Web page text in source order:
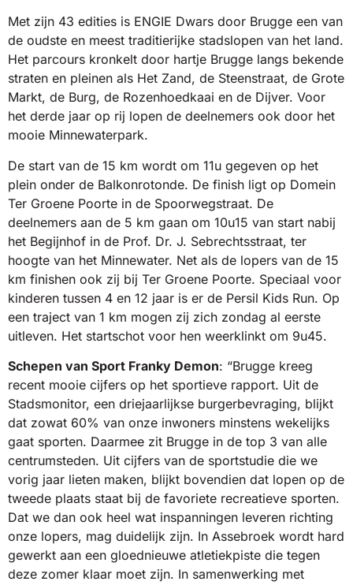
Met zijn 43 edities is ENGIE Dwars door Brugge een van
de oudste en meest traditierijke stadslopen van het land.
Het parcours kronkelt door hartje Brugge langs bekende
straten en pleinen als Het Zand, de Steenstraat, de Grote
Markt, de Burg, de Rozenhoedkaai en de Dijver. Voor
het derde jaar op rij lopen de deelnemers ook door het
mooie Minnewaterpark.
De start van de 15 km wordt om 11u gegeven op het
plein onder de Balkonrotonde. De finish ligt op Domein
Ter Groene Poorte in de Spoorwegstraat. De
deelnemers aan de 5 km gaan om 10u15 van start nabij
het Begijnhof in de Prof. Dr. J. Sebrechtsstraat, ter
hoogte van het Minnewater. Net als de lopers van de 15
km finishen ook zij bij Ter Groene Poorte. Speciaal voor
kinderen tussen 4 en 12 jaar is er de Persil Kids Run. Op
een traject van 1 km mogen zij zich zondag al eerste
uitleven. Het startschot voor hen weerklinkt om 9u45.
Schepen van Sport Franky Demon: “Brugge kreeg
recent mooie cijfers op het sportieve rapport. Uit de
Stadsmonitor, een driejaarlijkse burgerbevraging, blijkt
dat zowat 60% van onze inwoners minstens wekelijks
gaat sporten. Daarmee zit Brugge in de top 3 van alle
centrumsteden. Uit cijfers van de sportstudie die we
vorig jaar lieten maken, blijkt bovendien dat lopen op de
tweede plaats staat bij de favoriete recreatieve sporten.
Dat we dan ook heel wat inspanningen leveren richting
onze lopers, mag duidelijk zijn. In Assebroek wordt hard
gewerkt aan een gloednieuwe atletiekpiste die tegen
deze zomer klaar moet zijn. In samenwerking met